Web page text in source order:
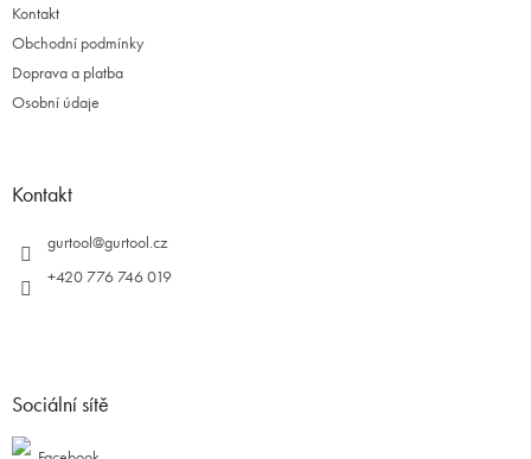
Kontakt
Obchodní podmínky
Doprava a platba
Osobní údaje
Kontakt
gurtool@gurtool.cz
+420 776 746 019
Sociální sítě